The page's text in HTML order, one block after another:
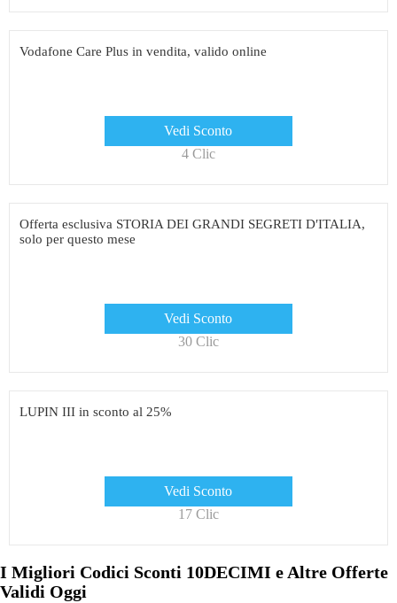
Vodafone Care Plus in vendita, valido online
Vedi Sconto
4 Clic
Offerta esclusiva STORIA DEI GRANDI SEGRETI D′ITALIA,
solo per questo mese
Vedi Sconto
30 Clic
LUPIN III in sconto al 25%
Vedi Sconto
17 Clic
I Migliori Codici Sconti 10DECIMI e Altre Offerte
Validi Oggi